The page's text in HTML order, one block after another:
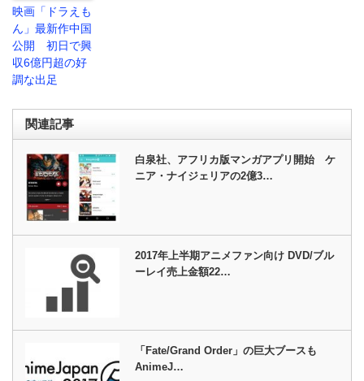
映画「ドラえも
ん」最新作中国
公開 初日で興
収6億円超の好
調な出足
関連記事
白泉社、アフリカ版マンガアプリ開始 ケ
ニア・ナイジェリアの2億3…
2017年上半期アニメファン向け DVD/ブル
ーレイ売上金額22…
「Fate/Grand Order」の巨大ブースも
AnimeJ…